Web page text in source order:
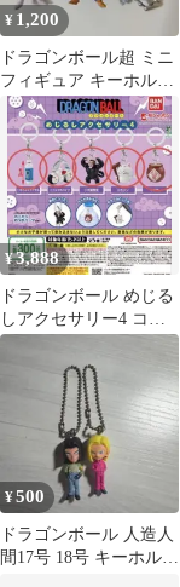
¥ 1,200
ドラゴンボール超 ミニ
フィギュア キーホルダ
ー 3種セット
¥3,888
ドラゴンボール めじる
しアクセサリー4 コン
プリートセット
¥500
ドラゴンボール 人造人
間17号 18号 キーホルダ